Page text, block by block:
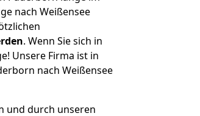
nach Weißensee
. Wenn Sie sich in
Unsere Firma ist in
nach Weißensee
und durch unseren